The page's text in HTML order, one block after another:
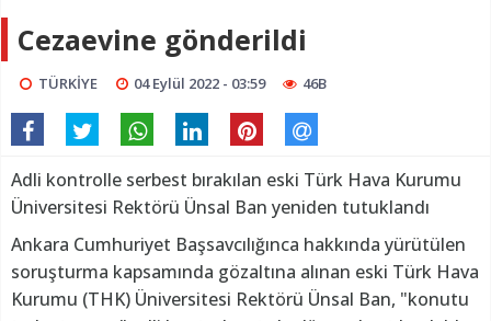
Cezaevine gönderildi
TÜRKİYE 04 Eylül 2022 - 03:59 46B
Adli kontrolle serbest bırakılan eski Türk Hava Kurumu
Üniversitesi Rektörü Ünsal Ban yeniden tutuklandı
Ankara Cumhuriyet Başsavcılığınca hakkında yürütülen
soruşturma kapsamında gözaltına alınan eski Türk Hava
Kurumu (THK) Üniversitesi Rektörü Ünsal Ban, "konutu